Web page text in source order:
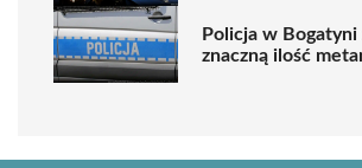
Policja w Bogatyni
znaczną ilość